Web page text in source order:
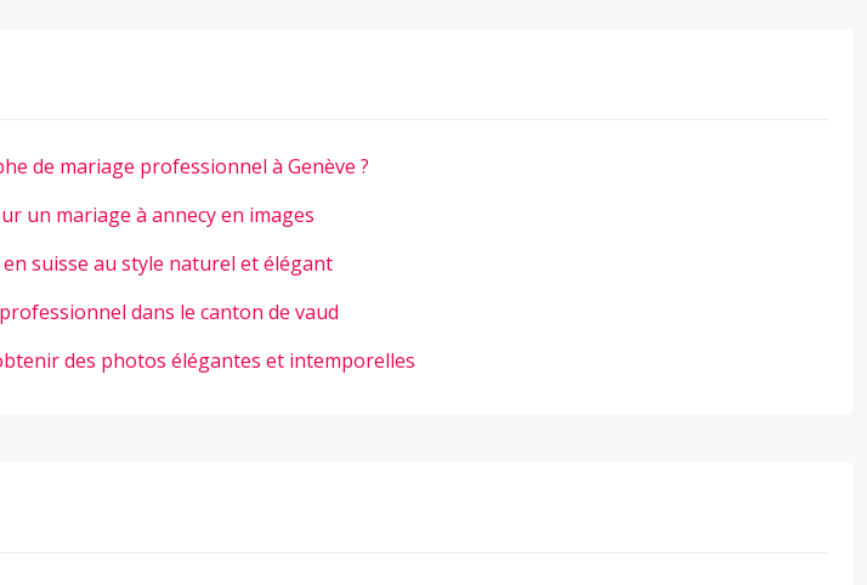
de mariage professionnel à Genève ?
un mariage à annecy en images
suisse au style naturel et élégant
dans le canton de vaud
des photos élégantes et intemporelles